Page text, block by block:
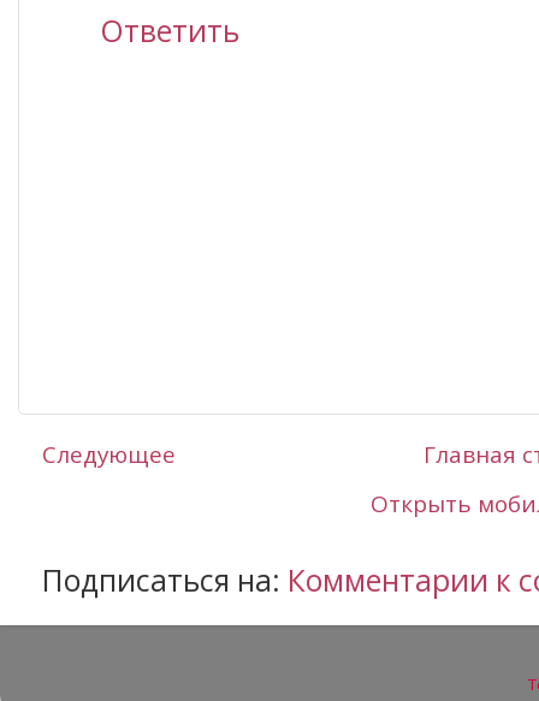
Ответить
Следующее
Главная
Открыть
Подписаться на: Комментарии к